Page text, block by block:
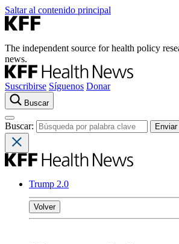
Saltar al contenido principal
The independent source for health policy
news.
Suscribirse Síguenos Donar
Buscar
Buscar:
Trump 2.0
Volver